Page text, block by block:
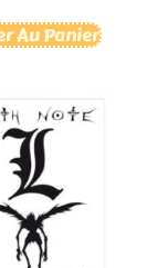
Au Panier